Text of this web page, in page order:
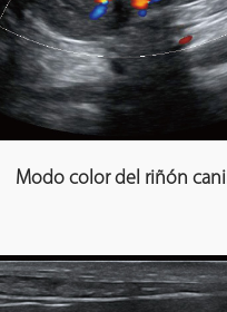
Modo color del riñón